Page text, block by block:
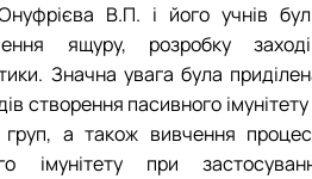
В.П. і його учнів
ящуру, розробку
Значна увага була
створення пасивного імунітету
груп, а також вивчення
імунітету при